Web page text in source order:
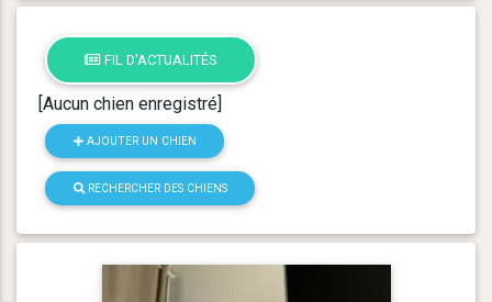
FIL D'ACTUALITÉS
[Aucun chien enregistré]
AJOUTER UN CHIEN
RECHERCHER DES CHIENS